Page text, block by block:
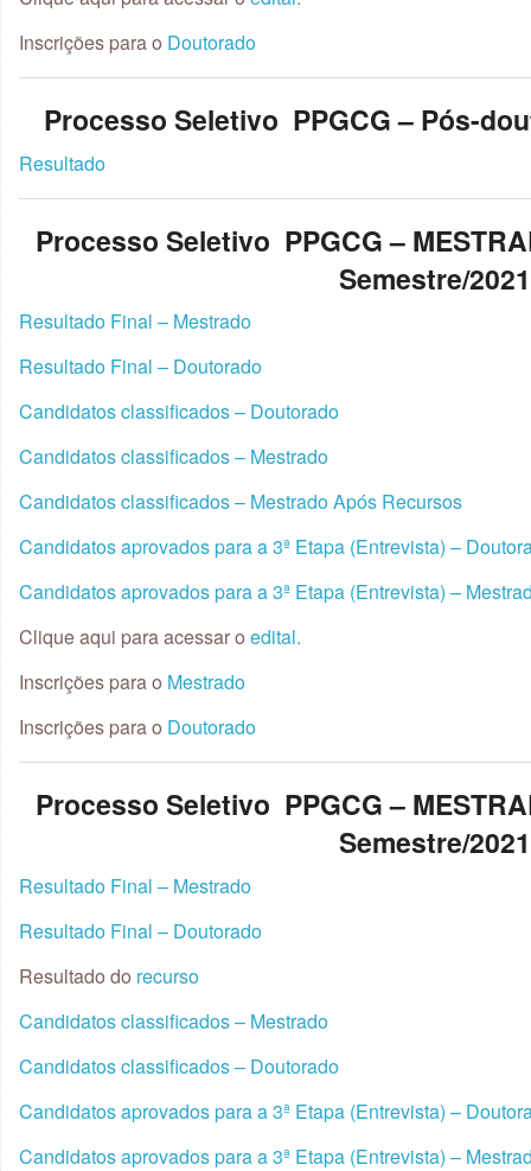
Inscrições para o Doutorado
Processo Seletivo PPGCG – Pós-
Resultado
Processo Seletivo PPGCG –
Semestre/2021
Resultado Final – Mestrado
Resultado Final – Doutorado
Candidatos classificados – Doutorado
Candidatos classificados – Mestrado
Candidatos classificados – Mestrado Após Recursos
Candidatos aprovados para a 3ª Etapa (Entrevista) –
Candidatos aprovados para a 3ª Etapa (Entrevista) –
Clique aqui para acessar o edital.
Inscrições para o Mestrado
Inscrições para o Doutorado
Processo Seletivo PPGCG –
Semestre/2021
Resultado Final – Mestrado
Resultado Final – Doutorado
Resultado do recurso
Candidatos classificados – Mestrado
Candidatos classificados – Doutorado
Candidatos aprovados para a 3ª Etapa (Entrevista) –
Candidatos aprovados para a 3ª Etapa (Entrevista) –